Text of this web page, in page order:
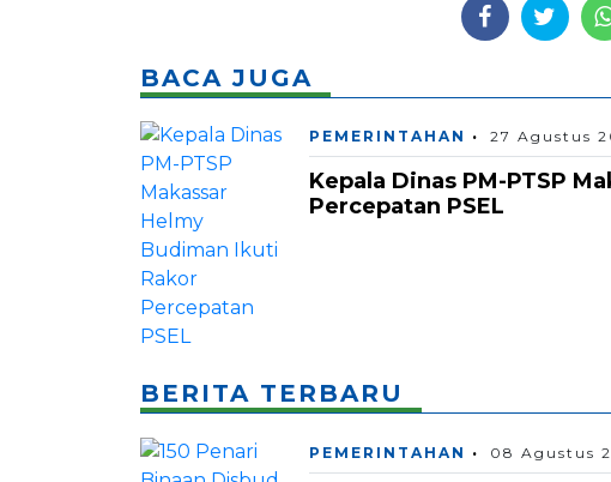
BACA JUGA
PEMERINTAHAN 27 Agustus
Kepala Dinas PM-PTSP
Percepatan PSEL
BERITA TERBARU
PEMERINTAHAN 08 Agustus